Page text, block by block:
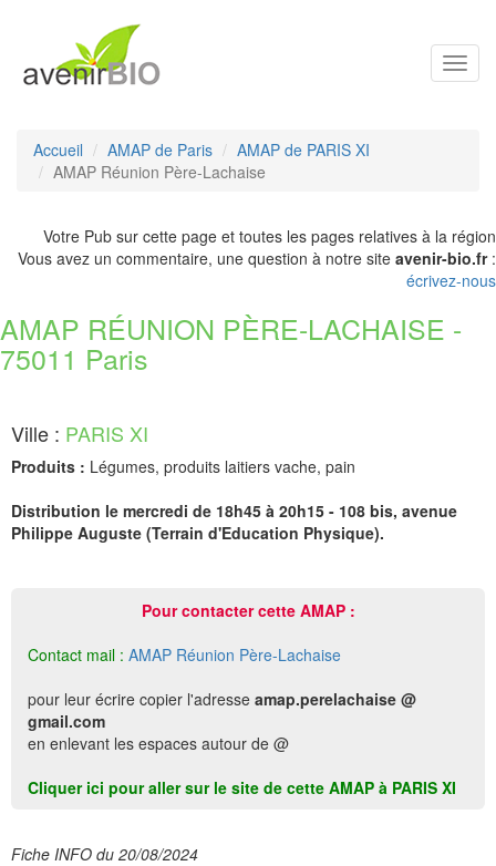
Accueil AMAP de Paris
AMAP de PARIS XI
AMAP Réunion Père-Lachaise
Votre Pub sur cette page et toutes les pages relatives à la région
Vous avez un commentaire, une question à notre site avenir-bio.fr:
écrivez-nous
AMAP RÉUNION PÈRE-LACHAISE -
75011 Paris
Ville : PARIS XI
Produits : Légumes, produits laitiers vache, pain
Distribution le mercredi de 18h45 à 20h15 - 108 bis, avenue
Philippe Auguste (Terrain d'Education Physique).
Pour contacter cette AMAP :
Contact mail : AMAP Réunion Père-Lachaise
pour leur écrire copier l'adresse amap.perelachaise @
gmail.com
en enlevant les espaces autour de @
Cliquer ici pour aller sur le site de cette AMAP à PARIS XI
Fiche INFO du 20/08/2024